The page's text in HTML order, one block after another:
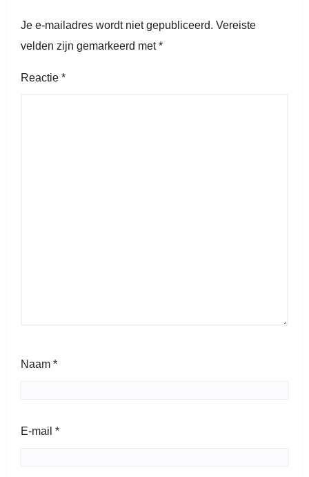
Je e-mailadres wordt niet gepubliceerd. Vereiste
velden zijn gemarkeerd met*
Reactie *
Naam *
E-mail *